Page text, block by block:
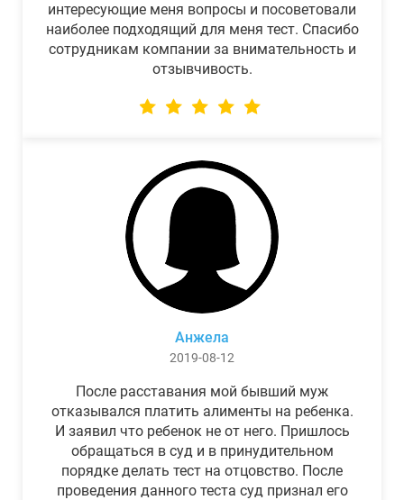
интересующие меня вопросы и посоветовали
наиболее подходящий для меня тест. Спасибо
сотрудникам компании за внимательность и
отзывчивость.
Анжела
2019-08-12
После расставания мой бывший муж
отказывался платить алименты на ребенка.
И заявил что ребенок не от него. Пришлось
обращаться в суд и в принудительном
порядке делать тест на отцовство. После
проведения данного теста суд признал его